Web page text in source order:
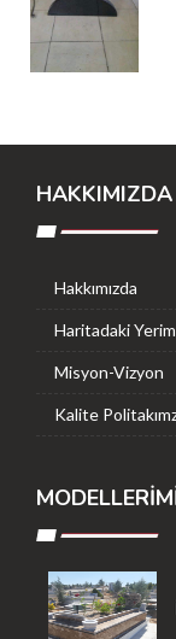
HAKKIMIZDA
Hakkımızda
Haritadaki
Misyon-Vizyon
Kalite